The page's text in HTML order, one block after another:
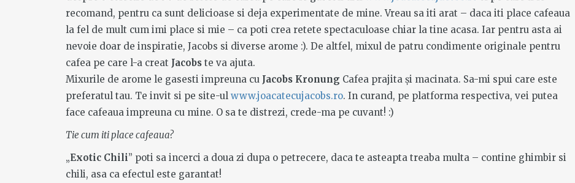
recomand, pentru ca sunt delicioase si deja experimentate de mine. Vreau sa iti arat – daca iti place cafeaua
la fel de mult cum imi place si mie – ca poti crea retete spectaculoase chiar la tine acasa. Iar pentru asta ai
nevoie doar de inspiratie, Jacobs si diverse arome :). De altfel, mixul de patru condimente originale pentru
cafea pe care l-a creat Jacobs te va ajuta.
Mixurile de arome le gasesti impreuna cu Jacobs Kronung Cafea prajita și macinata. Sa-mi spui care este
preferatul tau. Te invit si pe site-ul www.joacatecujacobs.ro. In curand, pe platforma respectiva, vei putea
face cafeaua impreuna cu mine. O sa te distrezi, crede-ma pe cuvant! :)
Tie cum iti place cafeaua?
„Exotic Chili” poti sa incerci a doua zi dupa o petrecere, daca te asteapta treaba multa – contine ghimbir si
chili, asa ca efectul este garantat!